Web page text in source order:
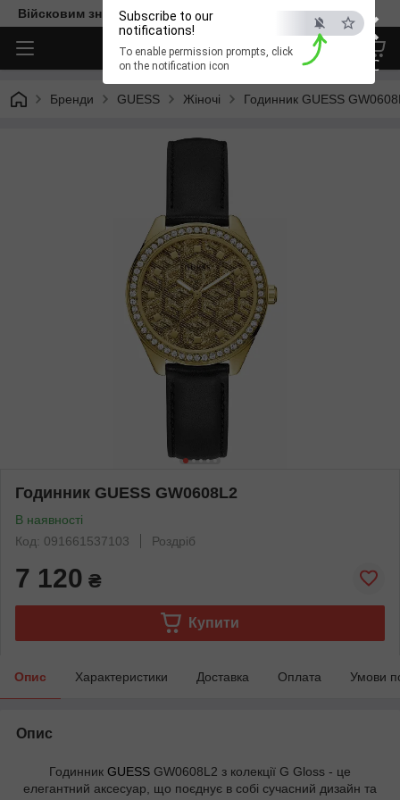
×
ESC
Subscribe to our
notifications!
To enable permission prompts, click
on the notification icon
Війсковим знижка -15%. Безкоштовна доставка
Бренди GUESS Жіночі Годинник GUESS
Годинник GUESS GW0608L2
В наявності
Код: 091661537103
Роздріб
7 120 ₴
Купити
Опис Характеристики Доставка Оплата Умови
Опис
Годинник GUESS GW0608L2 з колекції G Gloss - це
елегантний аксесуар, що поєднує в собі сучасний дизайн та